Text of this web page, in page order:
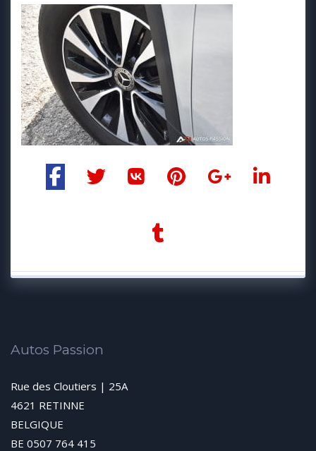
Autos Passion
Rue des Cloutiers | 25A
4621 RETINNE
BELGIQUE
BE 0507 764 415